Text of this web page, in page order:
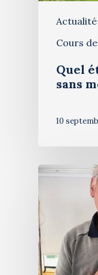
Cours
Quel
sans
10